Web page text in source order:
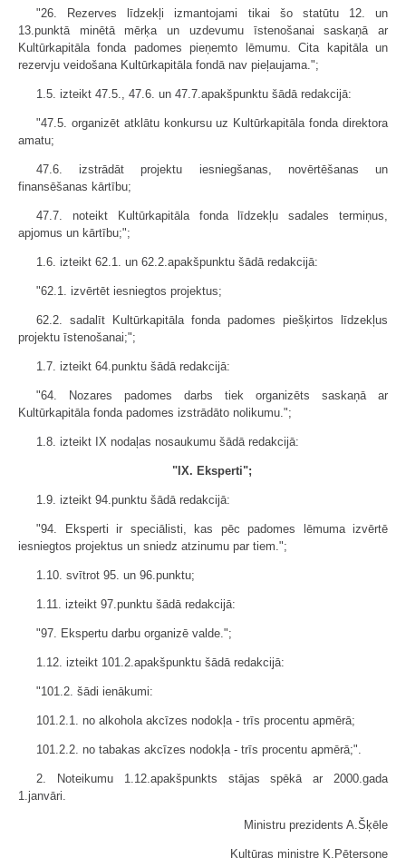
"26. Rezerves līdzekļi izmantojami tikai šo statūtu 12. un
13.punktā minētā mērķa un uzdevumu īstenošanai saskaņā ar
Kultūrkapitāla fonda padomes pieņemto lēmumu. Cita kapitāla un
rezervju veidošana Kultūrkapitāla fondā nav pieļaujama.";
1.5. izteikt 47.5., 47.6. un 47.7.apakšpunktu šādā redakcijā:
"47.5. organizēt atklātu konkursu uz Kultūrkapitāla fonda direktora
amatu;
47.6. izstrādāt projektu iesniegšanas, novērtēšanas un
finansēšanas kārtību;
47.7. noteikt Kultūrkapitāla fonda līdzekļu sadales termiņus,
apjomus un kārtību;";
1.6. izteikt 62.1. un 62.2.apakšpunktu šādā redakcijā:
"62.1. izvērtēt iesniegtos projektus;
62.2. sadalīt Kultūrkapitāla fonda padomes piešķirtos līdzekļus
projektu īstenošanai;";
1.7. izteikt 64.punktu šādā redakcijā:
"64. Nozares padomes darbs tiek organizēts saskaņā ar
Kultūrkapitāla fonda padomes izstrādāto nolikumu.";
1.8. izteikt IX nodaļas nosaukumu šādā redakcijā:
"IX. Eksperti";
1.9. izteikt 94.punktu šādā redakcijā:
"94. Eksperti ir speciālisti, kas pēc padomes lēmuma izvērtē
iesniegtos projektus un sniedz atzinumu par tiem.";
1.10. svītrot 95. un 96.punktu;
1.11. izteikt 97.punktu šādā redakcijā:
"97. Ekspertu darbu organizē valde.";
1.12. izteikt 101.2.apakšpunktu šādā redakcijā:
"101.2. šādi ienākumi:
101.2.1. no alkohola akcīzes nodokļa - trīs procentu apmērā;
101.2.2. no tabakas akcīzes nodokļa - trīs procentu apmērā;".
2. Noteikumu 1.12.apakšpunkts stājas spēkā ar 2000.gada
1.janvāri.
Ministru prezidents A.Šķēle
Kultūras ministre K.Pētersone